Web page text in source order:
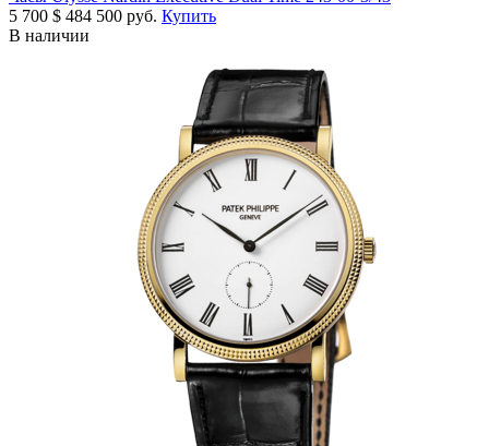
5 700 $ 484 500 руб. Купить
В наличии